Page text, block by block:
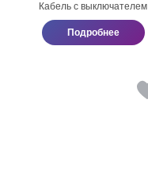
Кабель с выключателем
Подробнее